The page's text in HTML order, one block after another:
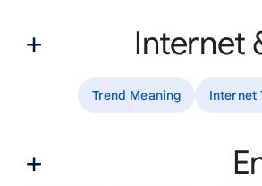
Internet
Internet
Trend Meaning